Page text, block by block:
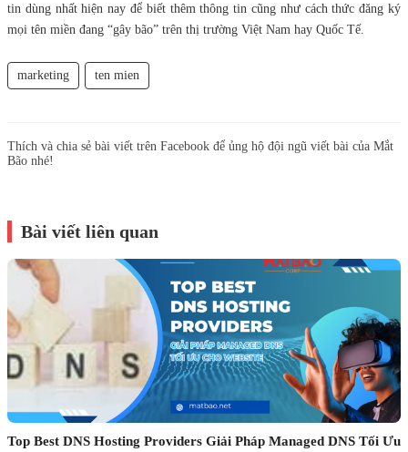
tin dùng nhất hiện nay để biết thêm thông tin cũng như cách thức đăng ký
mọi tên miền đang “gây bão” trên thị trường Việt Nam hay Quốc Tế.
marketing ten mien
Thích và chia sẻ bài viết trên Facebook để ủng hộ đội ngũ viết bài của Mắt
Bão nhé!
Bài viết liên quan
Top Best DNS Hosting Providers Giải Pháp Managed DNS Tối Ưu